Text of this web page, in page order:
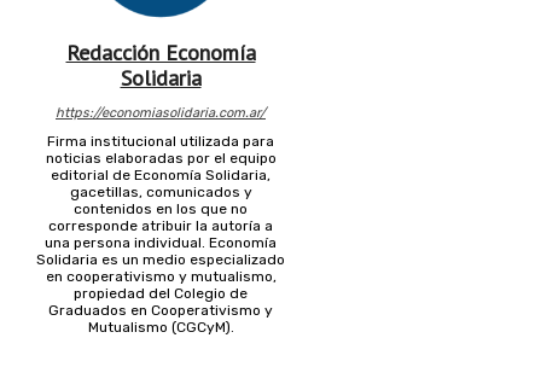
Redacción Economía
Solidaria
https://economiasolidaria.com.ar/
Firma institucional utilizada para
noticias elaboradas por el equipo
editorial de Economía Solidaria,
gacetillas, comunicados y
contenidos en los que no
corresponde atribuir la autoría a
una persona individual. Economía
Solidaria es un medio especializado
en cooperativismo y mutualismo,
propiedad del Colegio de
Graduados en Cooperativismo y
Mutualismo (CGCyM).